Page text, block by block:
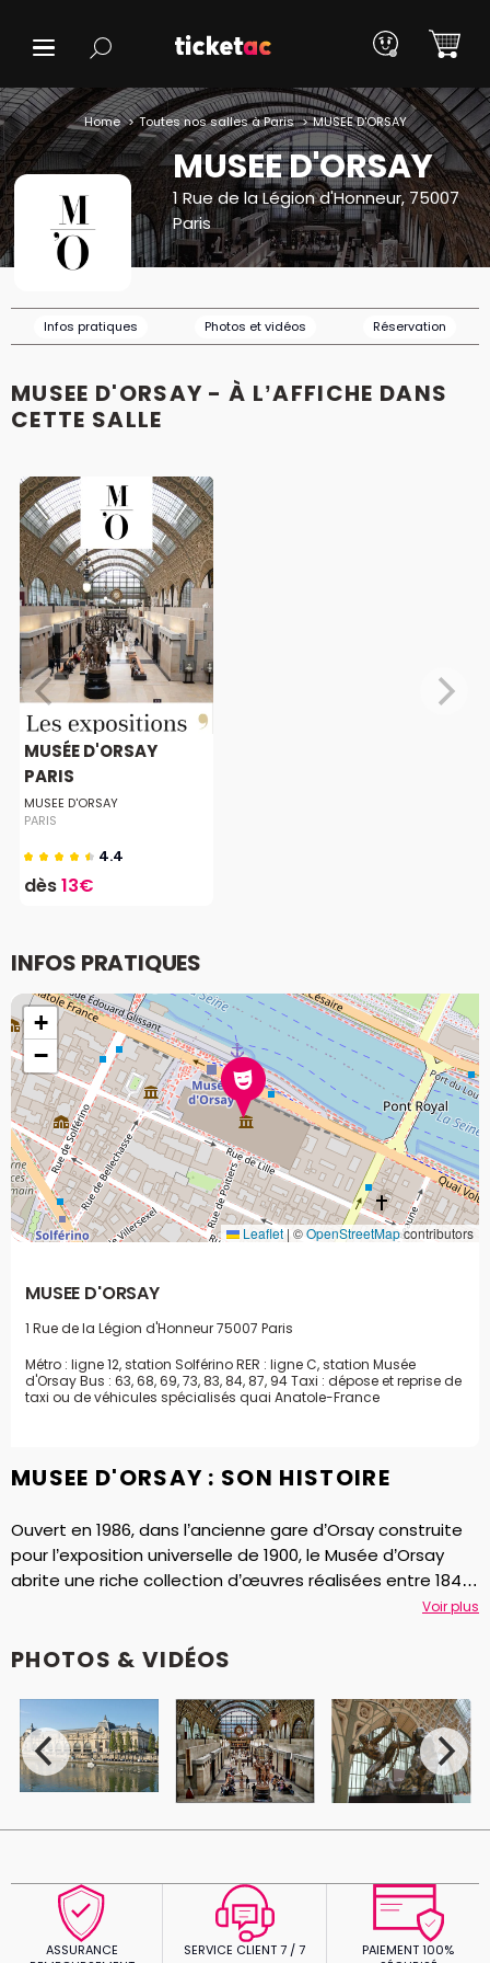
Home Toutes nos salles à Paris MUSEE D'ORSAY
MUSEE D'ORSAY
1 Rue de la Légion d'Honneur, 75007
Paris
Infos pratiques Photos et vidéos Réservation
MUSEE D'ORSAY - À L’AFFICHE DANS
CETTE SALLE
MUSÉE D'ORSAY
PARIS
MUSEE D'ORSAY
PARIS
4.4
dès13€
INFOS PRATIQUES
+
−
Leaflet | ©OpenStreetMapcontributors
MUSEE D'ORSAY
1 Rue de la Légion d'Honneur75007 Paris
Métro : ligne 12, station Solférino RER : ligne C, station Musée
d'Orsay Bus : 63, 68, 69, 73, 83, 84, 87, 94 Taxi : dépose et reprise de
taxi ou de véhicules spécialisés quai Anatole-France
MUSEE D'ORSAY : SON HISTOIRE
Ouvert en 1986, dans l’ancienne gare d’Orsay construite
pour l’exposition universelle de 1900, le Musée d’Orsay
abrite une riche collection d’œuvres réalisées entre 1848
et 1914. Vous y retrouverez les collections de peintures
nombreuses photographies et des témoignages de la
Morisot et Degas entr’autres y ont fait l’objet
d’expositions monographiques. Les œuvres de Monet,
Manet, Cézanne, Garnier ou encore Daguerre et
Carpeaux y seront vos hôtes.
Voir plus
PHOTOS & VIDÉOS
ASSURANCE
SERVICE CLIENT 7 / 7
PAIEMENT 100%